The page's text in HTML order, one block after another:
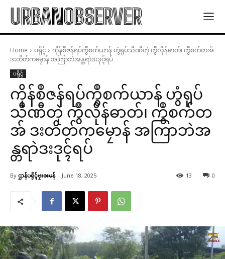
URBANOBSERVER
Home ပရိုၚ်
ကိုန်စဳဇန်ရပ်ကွဳစက်ယာန် ဟွံရုပ်သီဏီတုဲ ကွဳလိုန်ဓာတ်၊ ကွဳစက်တအ်
ဒးတိတ်ကမၠောန် အကြာဘဲအန္တရာဲဒးဒုၚ်ရပ်
ပရိုၚ်
ကိုန်စဳဇန်ရပ်ကွဳစက်ယာန် ဟွံရုပ်
သီဏီတုဲ ကွဳလိုန်ဓာတ်၊ ကွဳစက်တ
အ် ဒးတိတ်ကမၠောန် အကြာဘဲအ
န္တရာဲဒးဒုၚ်ရပ်
By ဌာန်ပရိုၚ်ဗၠးၜးမန် June 18, 2025 0
13